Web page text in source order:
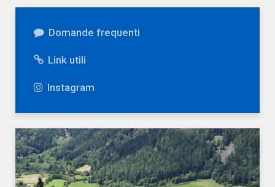
Domande frequenti
Link utili
Instagram